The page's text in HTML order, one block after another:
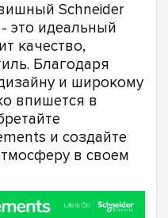
Schneider
это идеальный
качество,
Благодаря
и широкому
впишется в
и создайте
в своем